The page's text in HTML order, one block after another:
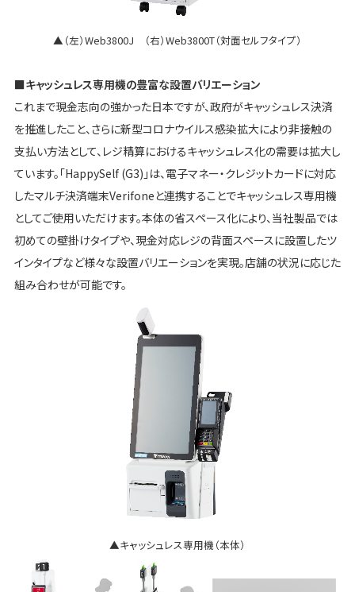
▲（左）Web3800J （右）Web3800T（対面セルフタイプ）
■キャッシュレス専用機の豊富な設置バリエーション
これまで現金志向の強かった日本ですが、政府がキャッシュレス決済
を推進したこと、さらに新型コロナウイルス感染拡大により非接触の
支払い方法として、レジ精算におけるキャッシュレス化の需要は拡大し
ています。「HappySelf (G3)」は、電子マネー・クレジットカードに対応
したマルチ決済端末Verifoneと連携することでキャッシュレス専用機
としてご使用いただけます。本体の省スペース化により、当社製品では
初めての壁掛けタイプや、現金対応レジの背面スペースに設置したツ
インタイプなど様々な設置バリエーションを実現。店舗の状況に応じた
組み合わせが可能です。
▲キャッシュレス専用機（本体）